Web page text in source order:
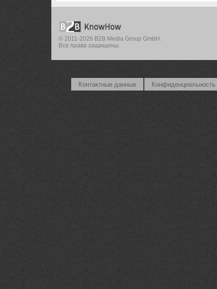
© 2011-2026 B2B Media Group GmbH.
Все права защищены.
Контактные данные